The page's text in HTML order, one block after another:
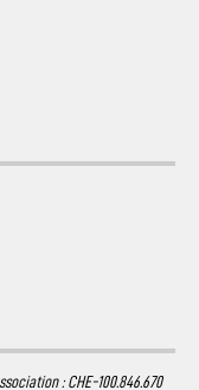
: CHE-100.846.670